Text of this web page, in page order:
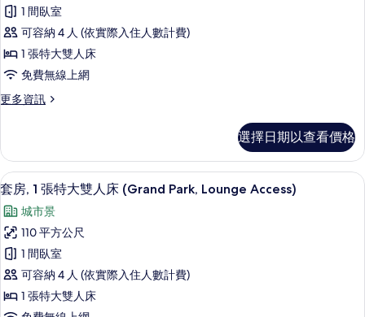
樓
中
樓
客
房,
張
特
大
雙
人
床,
非
吸
1 間臥室
可容納 4 人 (依實際入住人數計費)
1 張特大雙人床
免費無線上網
更多資訊
更
樓
中
樓
房,
張
特
大
雙
人
選擇日期以查看價格
顯
示
套
房,
張
特
套房, 1 張特大雙人床 (Grand Park,
9
套房, 1 張特大雙人床 (Grand Park, Lounge Access)
城市景
110 平方公尺
1 間臥室
可容納 4 人 (依實際入住人數計費)
1 張特大雙人床